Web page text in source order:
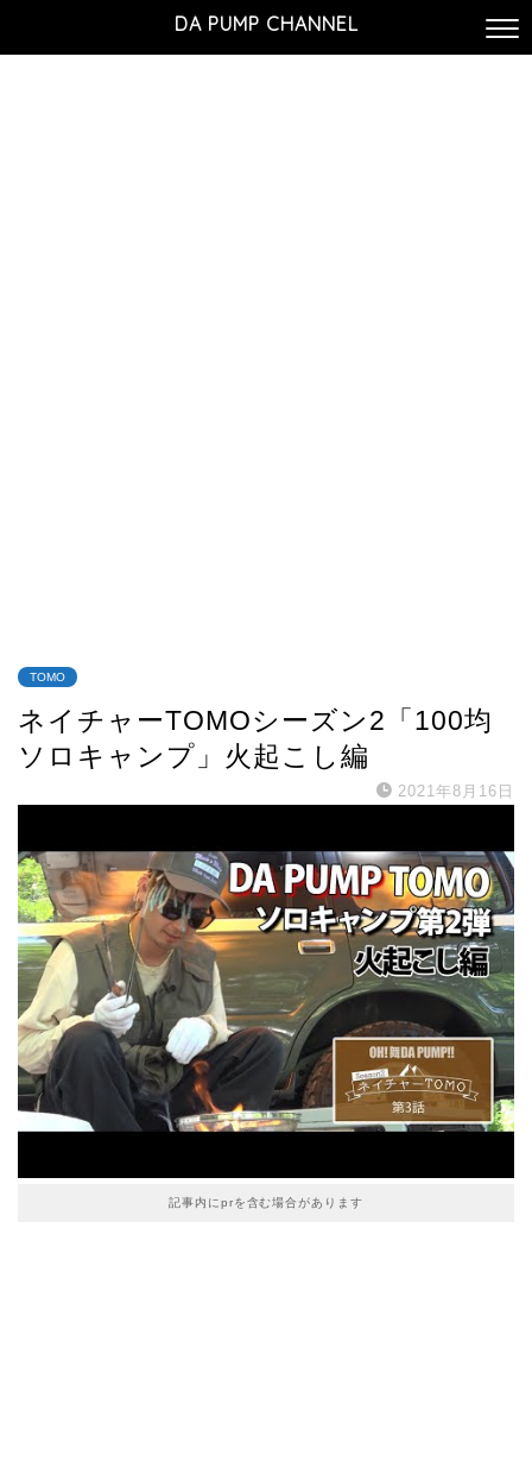
DA PUMP CHANNEL
TOMO
ネイチャーTOMOシーズン2「100均
ソロキャンプ」火起こし編
2021年8月16日
記事内にprを含む場合があります